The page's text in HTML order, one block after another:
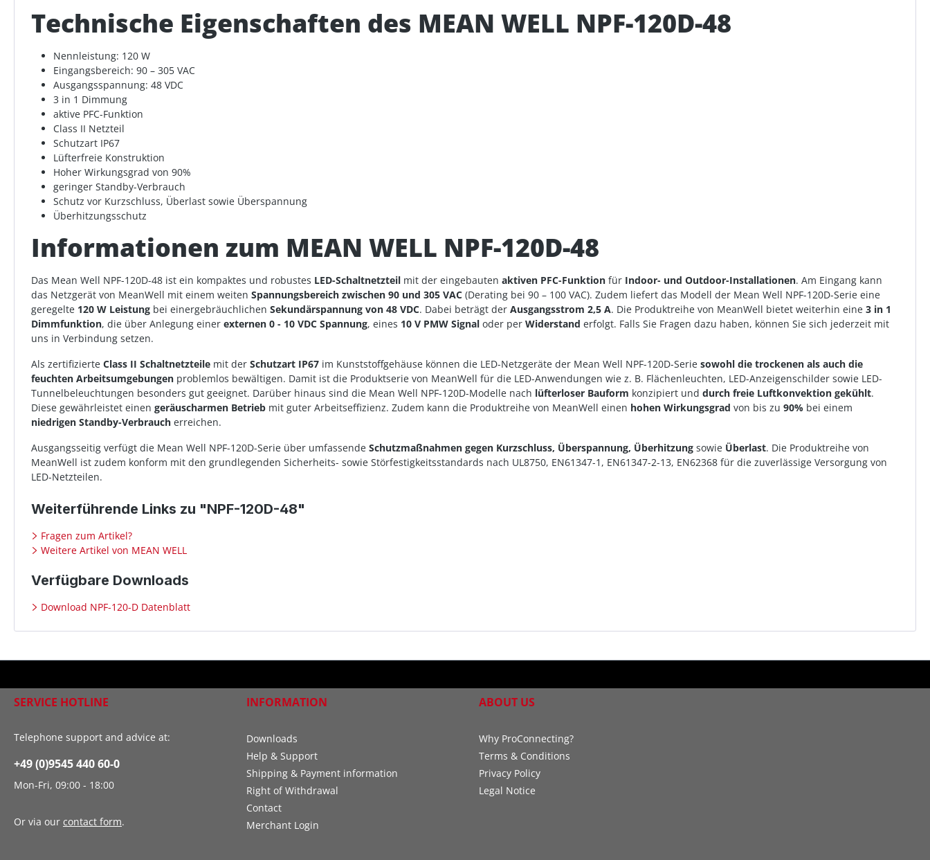
Technische Eigenschaften des MEAN WELL NPF-120D-48
Nennleistung: 120 W
Eingangsbereich: 90 – 305 VAC
Ausgangsspannung: 48 VDC
3 in 1 Dimmung
aktive PFC-Funktion
Class II Netzteil
Schutzart IP67
Lüfterfreie Konstruktion
Hoher Wirkungsgrad von 90%
geringer Standby-Verbrauch
Schutz vor Kurzschluss, Überlast sowie Überspannung
Überhitzungsschutz
Informationen zum MEAN WELL NPF-120D-48
Das Mean Well NPF-120D-48 ist ein kompaktes und robustes LED-Schaltnetzteil mit der eingebauten aktiven PFC-Funktion für Indoor- und Outdoor-Installationen. Am Eingang kann
das Netzgerät von MeanWell mit einem weiten Spannungsbereich zwischen 90 und 305 VAC (Derating bei 90 – 100 VAC). Zudem liefert das Modell der Mean Well NPF-120D-Serie eine
geregelte 120 W Leistung bei einergebräuchlichen Sekundärspannung von 48 VDC. Dabei beträgt der Ausgangsstrom 2,5 A. Die Produktreihe von MeanWell bietet weiterhin eine 3 in 1
Dimmfunktion, die über Anlegung einer externen 0 - 10 VDC Spannung, eines 10 V PMW Signal oder per Widerstand erfolgt. Falls Sie Fragen dazu haben, können Sie sich jederzeit mit
uns in Verbindung setzen.
Als zertifizierte Class II Schaltnetzteile mit der Schutzart IP67 im Kunststoffgehäuse können die LED-Netzgeräte der Mean Well NPF-120D-Serie sowohl die trockenen als auch die
feuchten Arbeitsumgebungen problemlos bewältigen. Damit ist die Produktserie von MeanWell für die LED-Anwendungen wie z. B. Flächenleuchten, LED-Anzeigenschilder sowie LED-
Tunnelbeleuchtungen besonders gut geeignet. Darüber hinaus sind die Mean Well NPF-120D-Modelle nach lüfterloser Bauform konzipiert und durch freie Luftkonvektion gekühlt.
Diese gewährleistet einen geräuscharmen Betrieb mit guter Arbeitseffizienz. Zudem kann die Produktreihe von MeanWell einen hohen Wirkungsgrad von bis zu 90% bei einem
niedrigen Standby-Verbrauch erreichen.
Ausgangsseitig verfügt die Mean Well NPF-120D-Serie über umfassende Schutzmaßnahmen gegen Kurzschluss, Überspannung, Überhitzung sowie Überlast. Die Produktreihe von
MeanWell ist zudem konform mit den grundlegenden Sicherheits- sowie Störfestigkeitsstandards nach UL8750, EN61347-1, EN61347-2-13, EN62368 für die zuverlässige Versorgung von
LED-Netzteilen.
Weiterführende Links zu "NPF-120D-48"
Fragen zum Artikel?
Weitere Artikel von MEAN WELL
Verfügbare Downloads
Download NPF-120-D Datenblatt
SERVICE HOTLINE
Telephone support and advice at:
+49 (0)9545 440 60-0
Mon-Fri, 09:00 - 18:00
Or via our contact form.
INFORMATION
Downloads
Help & Support
Shipping & Payment information
Right of Withdrawal
Contact
Merchant Login
ABOUT US
Why ProConnecting?
Terms & Conditions
Privacy Policy
Legal Notice